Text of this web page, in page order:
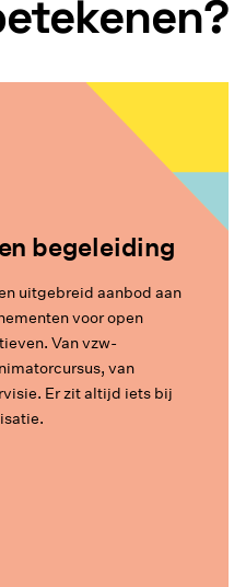
begeleiding
uitgebreid aanbod aan
voor open
Van vzw-
van
Er zit altijd iets bij